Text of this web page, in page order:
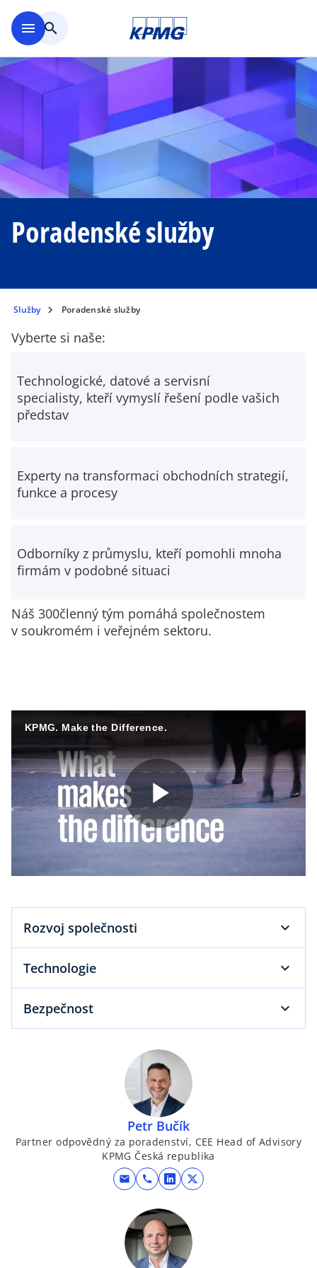
menu search
Poradenské služby
Služby Poradenské služby
Vyberte si naše:
Technologické, datové a servisní
specialisty, kteří vymyslí řešení podle vašich
představ
Experty na transformaci obchodních strategií,
funkce a procesy
Odborníky z průmyslu, kteří pomohli mnoha
firmám v podobné situaci
Náš 300členný tým pomáhá společnostem
v soukromém i veřejném sektoru.
KPMG. Make the Difference.
P
l
y
V
i
d
Rozvoj společnosti
Technologie
Bezpečnost
Petr Bučík
Partner odpovědný za poradenství, CEE Head of Advisory
KPMG Česká republika
mail call
o
n
s
o
n
s